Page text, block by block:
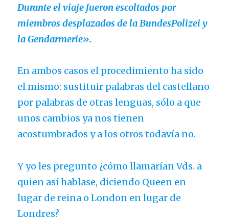
Durante el viaje fueron escoltados por
miembros desplazados de la BundesPolizei y
la Gendarmerie».
En ambos casos el procedimiento ha sido
el mismo: sustituir palabras del castellano
por palabras de otras lenguas, sólo a que
unos cambios ya nos tienen
acostumbrados y a los otros todavía no.
Y yo les pregunto ¿cómo llamarían Vds. a
quien así hablase, diciendo Queen en
lugar de reina o London en lugar de
Londres?